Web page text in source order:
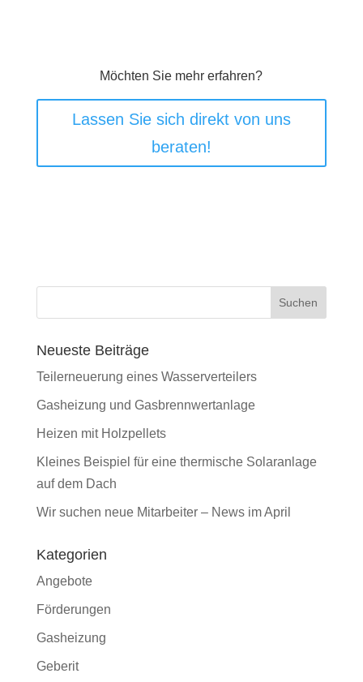
Möchten Sie mehr erfahren?
Lassen Sie sich direkt von uns
beraten!
Neueste Beiträge
Teilerneuerung eines Wasserverteilers
Gasheizung und Gasbrennwertanlage
Heizen mit Holzpellets
Kleines Beispiel für eine thermische Solaranlage
auf dem Dach
Wir suchen neue Mitarbeiter – News im April
Kategorien
Angebote
Förderungen
Gasheizung
Geberit